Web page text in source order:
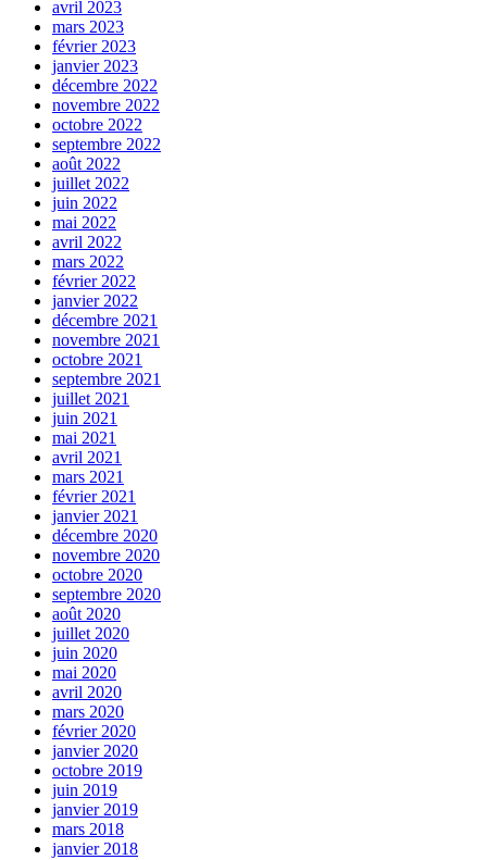
avril 2023
mars 2023
février 2023
janvier 2023
décembre 2022
novembre 2022
octobre 2022
septembre 2022
août 2022
juillet 2022
juin 2022
mai 2022
avril 2022
mars 2022
février 2022
janvier 2022
décembre 2021
novembre 2021
octobre 2021
septembre 2021
juillet 2021
juin 2021
mai 2021
avril 2021
mars 2021
février 2021
janvier 2021
décembre 2020
novembre 2020
octobre 2020
septembre 2020
août 2020
juillet 2020
juin 2020
mai 2020
avril 2020
mars 2020
février 2020
janvier 2020
octobre 2019
juin 2019
janvier 2019
mars 2018
janvier 2018